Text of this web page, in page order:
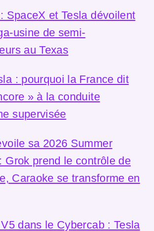
SpaceX et Tesla dévoilent
usine de semi-
au Texas
: pourquoi la France dit
» à la conduite
supervisée
sa 2026 Summer
Grok prend le contrôle de
Caraoke se transforme en
dans le Cybercab : Tesla